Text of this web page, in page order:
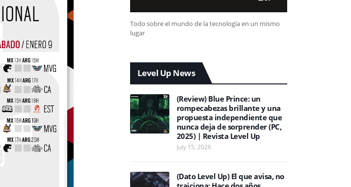
Todo sobre el mundo de la tecnología en un mismo
lugar
Level Up News
(Review) Blue Prince: un
rompecabezas brillante y una
propuesta independiente que
nunca deja de sorprender (PC,
2025) | Revista Level Up
July 15, 2026
(Dato Level Up) El que avisa, no